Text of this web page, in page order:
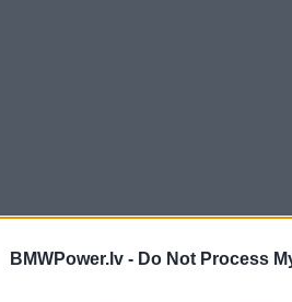
BMWPower.lv - Do Not Process